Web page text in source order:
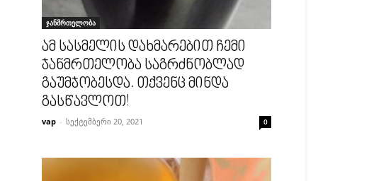
ჯანმრთელობა
ამ სასმელის დახმარებით ჩემი
ჯანმრთელობა საგრძნობლად
გაუმჯობესდა. თქვენც მინდა
გასწავლოთ!
vap - სექტემბერი 20, 2021 0